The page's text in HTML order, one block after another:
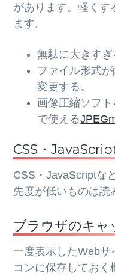
があります。軽くす
ます。
無駄に大きすぎ
ファイル形式
変更する。
画像圧縮ソフ
で使える
CSS・
CSS・JavaScriptな
先度が低いものは読
ブラウザのキャ
一度表示したWebサ
コンに保存してお